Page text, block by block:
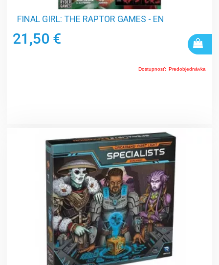
FINAL GIRL: THE RAPTOR GAMES - EN
21,50 €
Dostupnosť: Predobjednávka